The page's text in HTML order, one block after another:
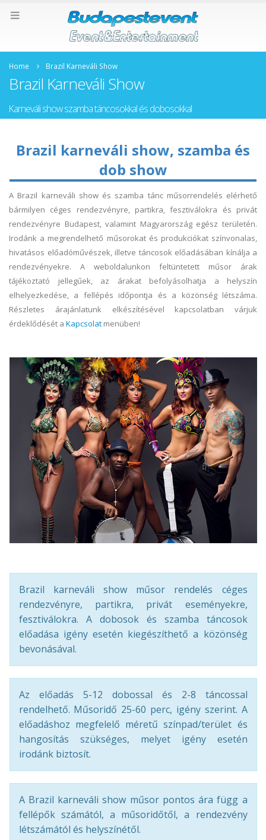
Home Brazil Karneváli Show
Brazil Karneváli Show
Karneváli show szamba táncosokkal és dobosokkal
Brazil karneváli show, szamba és
dob show
A Brazil karneváli show és szamba tánc műsorrendelés elérhető
bármilyen céges rendezvényre, partikra, fesztiválokra és privát
rendezvényre Budapest, valamint Magyarország egész területén.
Irodánk a megrendelhető műsorokat és produkciókat színvonalas,
hivatásos előadóművészek, illetve táncosok előadásában kínálja a
rendezvényekre. A weboldalunkon feltüntetett műsor árak
tájékoztató jellegűek, az árakat befolyásolhatja a helyszín
elhelyezkedése, a fellépés időpontja és a közönség létszáma.
Részletes árajánlatunk elkészítésével kapcsolatban várjuk
érdeklődését a Kapcsolat menüben!
Brazil karneváli show műsor rendelés céges
rendezvényre, partikra, privát eseményekre,
fesztiválokra. A dobosok és szamba táncosok
előadása igény esetén kiegészíthető a közönség
bevonásával.
Az előadás 5-12 dobossal és 2-8 táncossal
rendelhető. Műsoridő 25-60 perc, igény szerint. A
előadáshoz megfelelő méretű színpad/terület és
hangosítás szükséges, melyet igény esetén
irodánk biztosít.
A Brazil karneváli show műsor pontos ára függ a
fellépők számától, a műsoridőtől, a rendezvény
létszámától és helyszínétől.